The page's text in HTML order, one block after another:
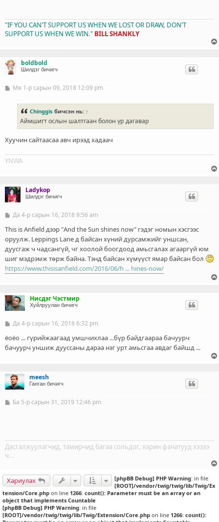
"IF YOU CAN'T SUPPORT US WHEN WE LOST OR DRAW, DON'T
SUPPORT US WHEN WE WIN." BILL SHANKLY
boldbold
Шилдэг бичигч
БМя 1-р сарын 09, 2018 12:09 pm
Chinggis бичсэн нь: ↑
Аймшигт ослын шалтгаан болон үр дагавар
Хуучин сайтаасаа авч ирээд хадаач
YNWA
Ladykop
Шилдэг бичигч
Б
ч
э
г
Да 4-р сарын 16, 2018 9:56 am
This is Anfield дээр "And the Sun shines now" гэдэг номын хэсгээс
оруулж. Leppings Lane д байсан хүний дурсамжийг уншсан,
дуусгаж ч чадсангүй, чг хоолой боогдоод амьсгалах агааргүй юм
шиг мэдрэмж төрж байна. Тэнд байсан хүмүүст ямар байсан бол
https://www.thisisanfield.com/2016/06/h ... hines-now/
Нисдэг Чэстмир
Хуйлруулан бичигч
Б
ч
э
Да 4-р сарын 16, 2018 6:32 pm
ёоёо ... гүрийжаагаад умшчихлаа ...бүр байдгаараа бачуурч
бачуурч уншиж дууссаны дараа нэг урт амьсгаа авдаг байшд ...
meesh
Ганган бичигч
ББа 5-р сарын 31, 2019 12:46 pm
Дасгалжуулагчид, тамирчид багаа сольдог, харин фанатууд хэзээ
ч...
Хариулах [phpBB Debug] PHP Warning: in file
[ROOT]/vendor/twig/twig/lib/Twig/Ex
tension/Core.php on line 1266: count(): Parameter must be an array or an
object that implements Countable
[phpBB Debug] PHP Warning: in file
[ROOT]/vendor/twig/twig/lib/Twig/Extension/Core.php on line 1266: count():